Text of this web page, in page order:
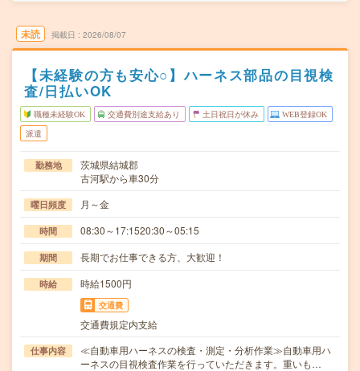
未読 掲載日 2026/08/07
【未経験の方も安心○】ハーネス部品の目視検
査/日払いOK
職種未経験OK 交通費別途支給あり 土日祝日が休み WEB登録OK
派遣
勤務地
茨城県結城郡
古河駅から車30分
曜日頻度 月～金
時間 08:30～17:1520:30～05:15
期間 長期でお仕事できる方、大歓迎！
時給 時給1500円
交通費
交通費規定内支給
仕事内容
≪自動車用ハーネスの検査・測定・分析作業≫自動車用ハ
ーネスの目視検査作業を行っていただきます。重いも…